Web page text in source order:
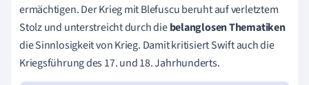
ermächtigen. Der Krieg mit Blefuscu beruht auf verletztem
Stolz und unterstreicht durch diebelanglosenThematiken
die Sinnlosigkeit von Krieg. Damit kritisiert Swift auch die
Kriegsführung des 17. und 18. Jahrhunderts.